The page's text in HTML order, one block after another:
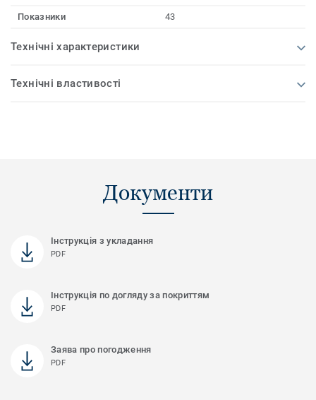
Показники 43
Технічні характеристики
Технічні властивості
Документи
Інструкція з укладання
PDF
Інструкція по догляду за покриттям
PDF
Заява про погодження
PDF